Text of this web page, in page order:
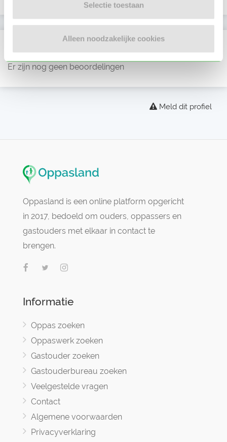
Selectie toestaan
Alleen noodzakelijke cookies
Beoordelingen
Er zijn nog geen beoordelingen
Meld dit profiel
Oppasland is een online platform opgericht
in 2017, bedoeld om ouders, oppassers en
gastouders met elkaar in contact te
brengen.
Informatie
Oppas zoeken
Oppaswerk zoeken
Gastouder zoeken
Gastouderbureau zoeken
Veelgestelde vragen
Contact
Algemene voorwaarden
Privacyverklaring